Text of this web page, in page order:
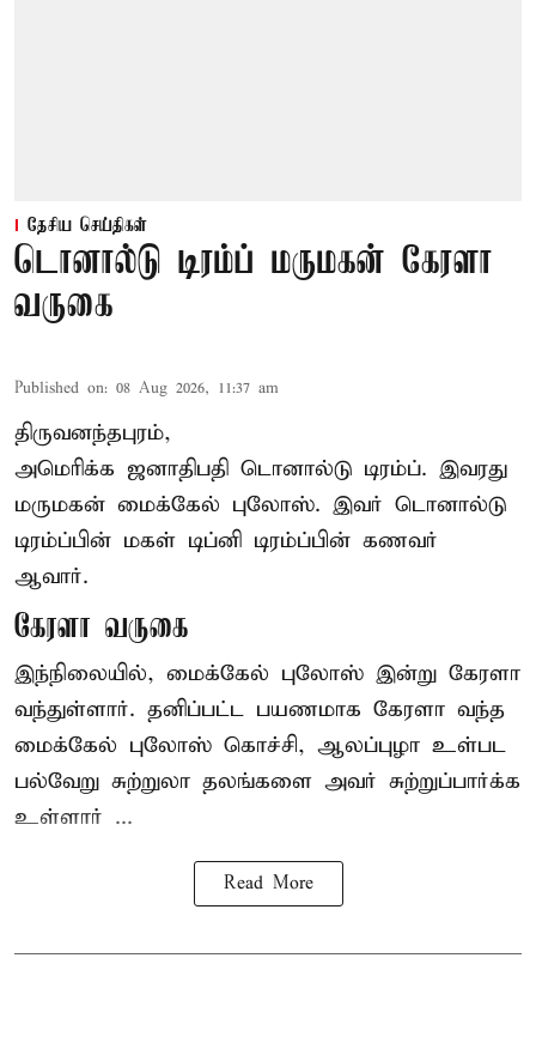
தேசிய செய்திகள்
டொனால்டு டிரம்ப் மருமகன் கேரளா
வருகை
Published on: 08 Aug 2026, 11:37 am
திருவனந்தபுரம்,
அமெரிக்க ஜனாதிபதி டொனால்டு டிரம்ப். இவரது
மருமகன் மைக்கேல் புலோஸ். இவர் டொனால்டு
டிரம்ப்பின் மகள் டிப்னி டிரம்ப்பின் கணவர்
ஆவார்.
கேரளா வருகை
இந்நிலையில், மைக்கேல் புலோஸ் இன்று கேரளா
வந்துள்ளார். தனிப்பட்ட பயணமாக கேரளா வந்த
மைக்கேல் புலோஸ் கொச்சி, ஆலப்புழா உள்பட
பல்வேறு சுற்றுலா தலங்களை அவர் சுற்றுப்பார்க்க
உள்ளார் ...
Read More